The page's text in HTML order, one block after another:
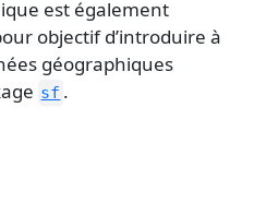
est également
objectif d’introduire à
géographiques
sf .